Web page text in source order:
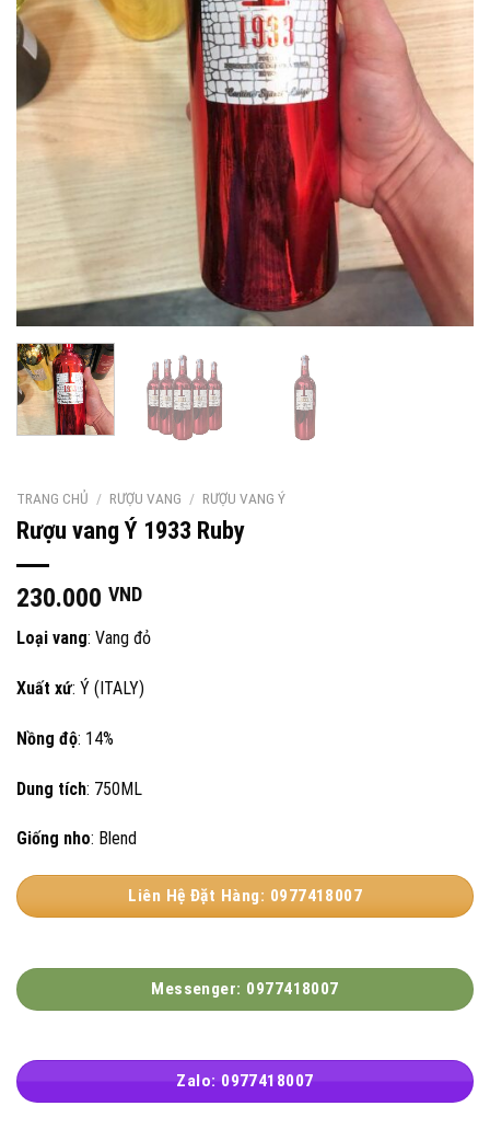
TRANG CHỦ / RƯỢU VANG / RƯỢU VANG Ý
Rượu vang Ý 1933 Ruby
230.000 VND
Loại vang: Vang đỏ
Xuất xứ: Ý (ITALY)
Nồng độ: 14%
Dung tích: 750ML
Giống nho: Blend
Liên Hệ Đặt Hàng: 0977418007
Messenger: 0977418007
Zalo: 0977418007